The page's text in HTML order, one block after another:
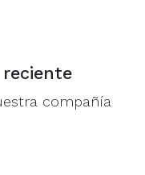
compañía